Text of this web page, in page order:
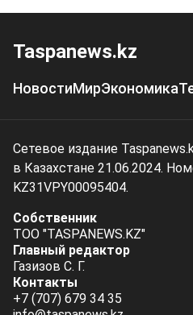
Taspanews.kz
НовостиМирЭкономика
Сетевое издание
в Казахстане 21.06.2024.
KZ31VPY00095404.
Собственник
ТОО "TASPANEWS.KZ"
Главный редактор
Газизов С. Г.
Контакты
+7 (707) 679 34 35